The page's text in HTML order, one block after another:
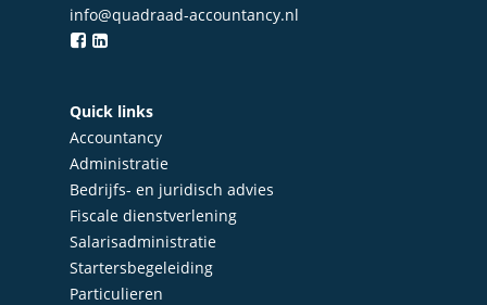
info@quadraad-accountancy.nl
Quick links
Accountancy
Administratie
Bedrijfs- en juridisch advies
Fiscale dienstverlening
Salarisadministratie
Startersbegeleiding
Particulieren